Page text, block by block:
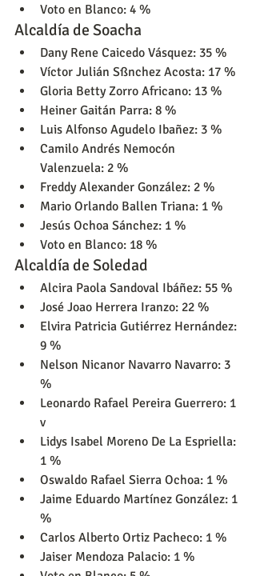
Voto en Blanco: 4 %
Alcaldía de Soacha
Dany Rene Caicedo Vásquez: 35 %
Víctor Julián Sßnchez Acosta: 17 %
Gloria Betty Zorro Africano: 13 %
Heiner Gaitán Parra: 8 %
Luis Alfonso Agudelo Ibañez: 3 %
Camilo Andrés Nemocón
Valenzuela: 2 %
Freddy Alexander González: 2 %
Mario Orlando Ballen Triana: 1 %
Jesús Ochoa Sánchez: 1 %
Voto en Blanco: 18 %
Alcaldía de Soledad
Alcira Paola Sandoval Ibáñez: 55 %
José Joao Herrera Iranzo: 22 %
Elvira Patricia Gutiérrez Hernández:
9 %
Nelson Nicanor Navarro Navarro: 3
%
Leonardo Rafael Pereira Guerrero: 1
v
Lidys Isabel Moreno De La Espriella:
1 %
Oswaldo Rafael Sierra Ochoa: 1 %
Jaime Eduardo Martínez González: 1
%
Carlos Alberto Ortiz Pacheco: 1 %
Jaiser Mendoza Palacio: 1 %